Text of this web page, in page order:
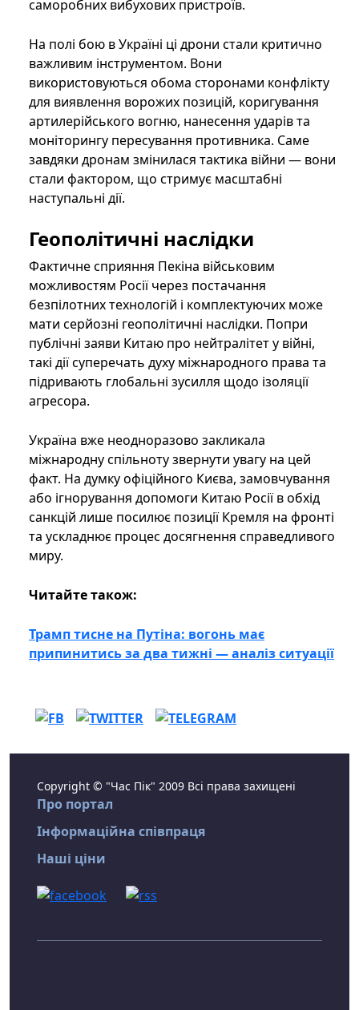
саморобних вибухових пристроїв.
На полі бою в Україні ці дрони стали критично
важливим інструментом. Вони
використовуються обома сторонами конфлікту
для виявлення ворожих позицій, коригування
артилерійського вогню, нанесення ударів та
моніторингу пересування противника. Саме
завдяки дронам змінилася тактика війни — вони
стали фактором, що стримує масштабні
наступальні дії.
Геополітичні наслідки
Фактичне сприяння Пекіна військовим
можливостям Росії через постачання
безпілотних технологій і комплектуючих може
мати серйозні геополітичні наслідки. Попри
публічні заяви Китаю про нейтралітет у війні,
такі дії суперечать духу міжнародного права та
підривають глобальні зусилля щодо ізоляції
агресора.
Україна вже неодноразово закликала
міжнародну спільноту звернути увагу на цей
факт. На думку офіційного Києва, замовчування
або ігнорування допомоги Китаю Росії в обхід
санкцій лише посилює позиції Кремля на фронті
та ускладнює процес досягнення справедливого
миру.
Читайте також:
Трамп тисне на Путіна: вогонь має
припинитись за два тижні — аналіз ситуації
Copyright © "Час Пік" 2009 Всі права захищені
Про портал
Інформаційна співпраця
Наші ціни